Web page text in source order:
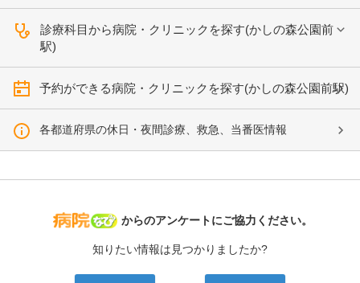
診療科目から病院・クリニックを探す(かしの森公園前
駅)
予約ができる病院・クリニックを探す(かしの森公園前駅)
各都道府県の休日・夜間診療、救急、当番医情報
病院なび
からのアンケートにご協力ください。
知りたい情報は見つかりましたか?